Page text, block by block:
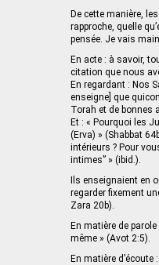
De cette manière,
rapproche, quelle
pensée. Je vais
En acte : à savoir,
citation que nous
En regardant : Nos
enseigne] que
Torah et de bonnes
Et : « Pourquoi les
(Erva) » (Shabbat
intérieurs ? Pour
intimes” » (ibid.).
Ils enseignaient en
regarder fixement
Zara 20b).
En matière de
même » (Avot 2:5).
En matière